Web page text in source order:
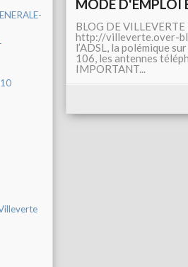
MODE D'EMPLOI
BLOG DE
http://villeverte.over-
l’ADSL, la polémique
106, les antennes
IMPORTANT...